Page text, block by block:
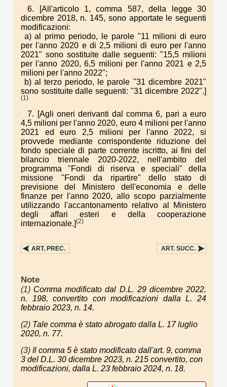
6. [All'articolo 1, comma 587, della legge 30
dicembre 2018, n. 145, sono apportate le seguenti
modificazioni:
a) al primo periodo, le parole "11 milioni di euro
per l'anno 2020 e di 2,5 milioni di euro per l'anno
2021" sono sostituite dalle seguenti: "15,5 milioni
per l'anno 2020, 6,5 milioni per l'anno 2021 e 2,5
milioni per l'anno 2022";
b) al terzo periodo, le parole "31 dicembre 2021"
sono sostituite dalle seguenti: "31 dicembre 2022".]
(1)
7. [Agli oneri derivanti dal comma 6, pari a euro
4,5 milioni per l'anno 2020, euro 4 milioni per l'anno
2021 ed euro 2,5 milioni per l'anno 2022, si
provvede mediante corrispondente riduzione del
fondo speciale di parte corrente iscritto, ai fini del
bilancio triennale 2020-2022, nell'ambito del
programma "Fondi di riserva e speciali" della
missione "Fondi da ripartire" dello stato di
previsione del Ministero dell'economia e delle
finanze per l'anno 2020, allo scopo parzialmente
utilizzando l'accantonamento relativo al Ministero
degli affari esteri e della cooperazione
internazionale.](2)
ART. PREC. ART. SUCC.
Note
(1) Comma modificato dal D.L. 29 dicembre 2022,
n. 198, convertito con modificazioni dalla L. 24
febbraio 2023, n. 14.
(2) Tale comma è stato abrogato dalla L. 17 luglio
2020, n. 77.
(3) Il comma 5 è stato modificato dall'art. 9, comma
3 del D.L. 30 dicembre 2023, n. 215 convertito, con
modificazioni, dalla L. 23 febbraio 2024, n. 18.